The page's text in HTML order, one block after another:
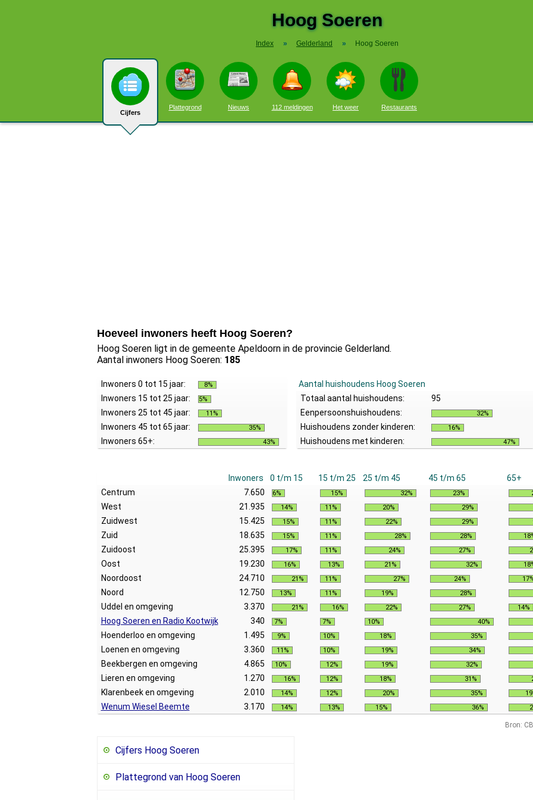
Hoog Soeren
Index » Gelderland » Hoog Soeren
Cijfers
Plattegrond Nieuws 112 meldingen Het weer Restaurants
Hoeveel inwoners heeft Hoog Soeren?
Hoog Soeren ligt in de gemeente Apeldoorn in de provincie Gelderland.
Aantal inwoners Hoog Soeren: 185
Inwoners 0 tot 15 jaar: 8%
Inwoners 15 tot 25 jaar: 5%
Inwoners 25 tot 45 jaar: 11%
Inwoners 45 tot 65 jaar: 35%
Inwoners 65+: 43%
Aantal huishoudens Hoog Soeren
Totaal aantal huishoudens:
95
Eenpersoonshuishoudens:
32%
Huishoudens zonder kinderen: 16%
Huishoudens met kinderen: 47%
Inwoners 0 t/m 15 15 t/m 25 25 t/m 45 45 t/m 65
65+
Centrum
7.650 6% 15% 32% 23%
West 21.935 14% 11% 20% 29%
Zuidwest 15.425 15% 11% 22% 29%
Zuid 18.635 15% 11% 28% 28%
Zuidoost 25.395 17% 11% 24% 27%
Oost 19.230 16% 13% 21% 32%
Noordoost 24.710 21% 11% 27% 24%
Noord 12.750 13% 11% 19% 28%
Uddel en omgeving 3.370 21% 16% 22% 27% 14%
Hoog Soeren en Radio Kootwijk 340 7% 7% 10% 40%
Hoenderloo en omgeving 1.495 9% 10% 18% 35%
Loenen en omgeving 3.360 11% 10% 19% 34%
Beekbergen en omgeving 4.865 10% 12% 19% 32%
Lieren en omgeving 1.270 16% 12% 18% 31%
Klarenbeek en omgeving 2.010 14% 12% 20% 35%
Wenum Wiesel Beemte 3.170 14% 13% 15% 36%
Bron:
Cijfers Hoog Soeren
Plattegrond van Hoog Soeren